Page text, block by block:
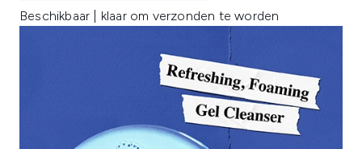
Beschikbaar | klaar om verzonden te worden